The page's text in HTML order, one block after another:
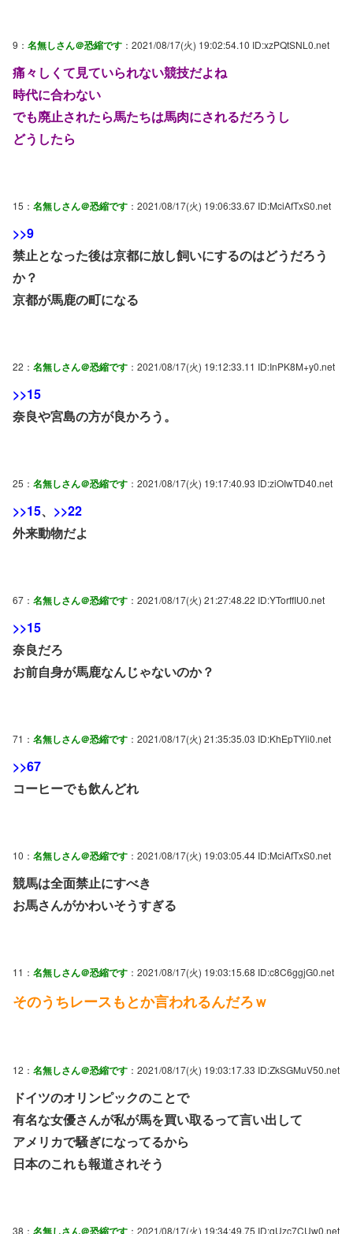
9： 名無しさん＠恐縮です ：2021/08/17(火) 19:02:54.10 ID:xzPQtSNL0.net
痛々しくて見ていられない競技だよね
時代に合わない
でも廃止されたら馬たちは馬肉にされるだろうし
どうしたら
15： 名無しさん＠恐縮です ：2021/08/17(火) 19:06:33.67 ID:MciAfTxS0.net
>>9
禁止となった後は京都に放し飼いにするのはどうだろう
か？
京都が馬鹿の町になる
22： 名無しさん＠恐縮です ：2021/08/17(火) 19:12:33.11 ID:InPK8M+y0.net
>>15
奈良や宮島の方が良かろう。
25： 名無しさん＠恐縮です ：2021/08/17(火) 19:17:40.93 ID:ziOIwTD40.net
>>15、 >>22
外来動物だよ
67： 名無しさん＠恐縮です ：2021/08/17(火) 21:27:48.22 ID:YTorffIU0.net
>>15
奈良だろ
お前自身が馬鹿なんじゃないのか？
71： 名無しさん＠恐縮です ：2021/08/17(火) 21:35:35.03 ID:KhEpTYli0.net
>>67
コーヒーでも飲んどれ
10： 名無しさん＠恐縮です ：2021/08/17(火) 19:03:05.44 ID:MciAfTxS0.net
競馬は全面禁止にすべき
お馬さんがかわいそうすぎる
11： 名無しさん＠恐縮です ：2021/08/17(火) 19:03:15.68 ID:c8C6ggjG0.net
そのうちレースもとか言われるんだろｗ
12： 名無しさん＠恐縮です ：2021/08/17(火) 19:03:17.33 ID:ZkSGMuV50.net
ドイツのオリンピックのことで
有名な女優さんが私が馬を買い取るって言い出して
アメリカで騒ぎになってるから
日本のこれも報道されそう
38： 名無しさん＠恐縮です ：2021/08/17(火) 19:34:49.75 ID:qUzc7CUw0.net